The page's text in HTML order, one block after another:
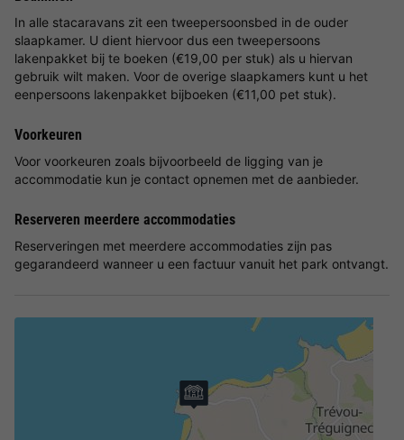
In alle stacaravans zit een tweepersoonsbed in de ouder
slaapkamer. U dient hiervoor dus een tweepersoons
lakenpakket bij te boeken (€19,00 per stuk) als u hiervan
gebruik wilt maken. Voor de overige slaapkamers kunt u het
eenpersoons lakenpakket bijboeken (€11,00 pet stuk).
Voorkeuren
Voor voorkeuren zoals bijvoorbeeld de ligging van je
accommodatie kun je contact opnemen met de aanbieder.
Reserveren meerdere accommodaties
Reserveringen met meerdere accommodaties zijn pas
gegarandeerd wanneer u een factuur vanuit het park ontvangt.